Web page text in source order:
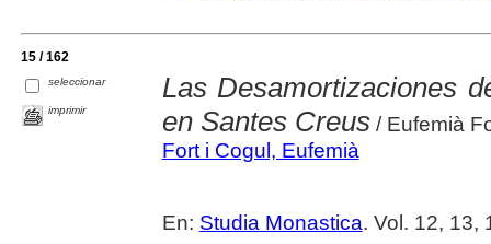
15 / 162
seleccionar
imprimir
Las Desamortizaciones
en Santes Creus/ Eufemià
Fort i Cogul, Eufemià
En: Studia Monastica. Vol. 12, 13,